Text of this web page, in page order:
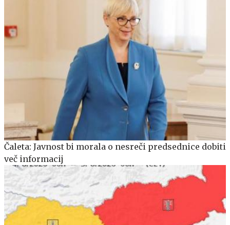
Čaleta: Javnost bi morala o nesreči predsednice dobiti
več informacij